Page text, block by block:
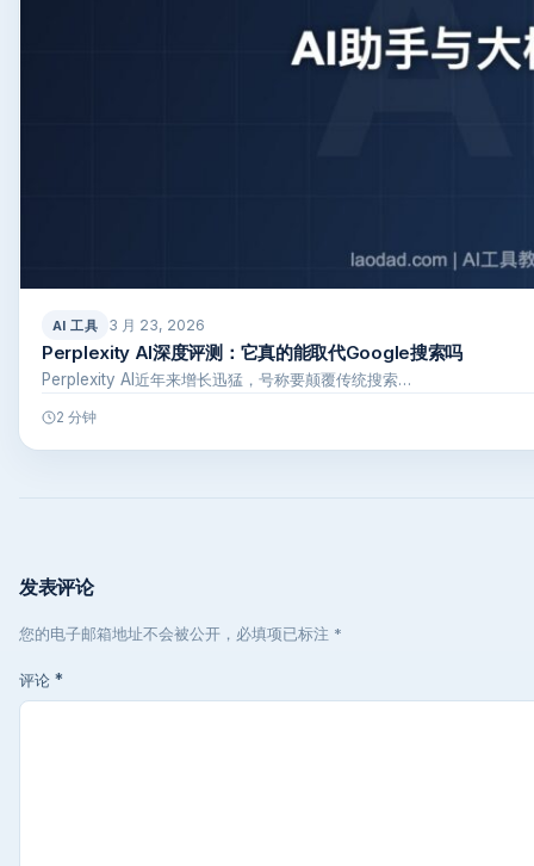
AI 工具 3 月 23, 2026
Perplexity AI深度评测：它真的能取代Google搜索吗
Perplexity AI近年来增长迅猛，号称要颠覆传统搜索…
2 分钟
发表评论
您的电子邮箱地址不会被公开，必填项已标注 *
评论 *